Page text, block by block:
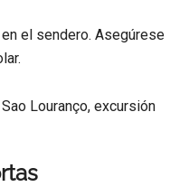
el sendero. Asegúrese